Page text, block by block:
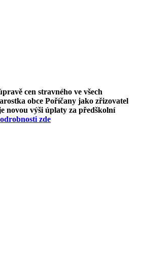
cen stravného ve všech
obce Poříčany jako zřizovatel
novou výši úplaty za předškolní
zde